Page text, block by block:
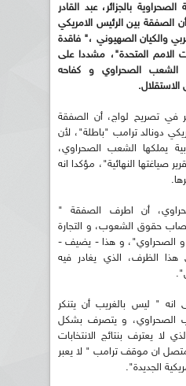
بالجزائر، عبد القادر
الصفقة بين الرئيس الامريكي
والكيان الصهيوني ،" فاقدة
الامم المتحدة"، مشددا على
الشعب الصحراوي و كفاحه
في تصريح لواج، أن الصفقة
دونالد ترامب "باطلة"، لأن
يملكها الشعب الصحراوي،
صياغتها النهائية"، مؤكدا انه
أن اطرف الصفقة "
حقوق الشعوب، و التجارة
و الصحراوي"، و هذا - يضيف -
الظرف، الذي يغادر فيه
انه " ليس بالغريب أن يتنكر
الصحراوي، و يتصرف بشكل
يعترف بنتائج الانتخابات
متصل ان موقف ترامب " لا يعبر
الجديدة".